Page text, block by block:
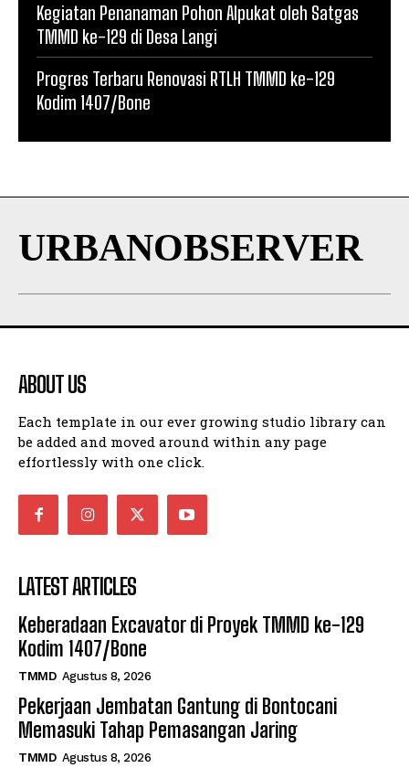
Kegiatan Penanaman Pohon Alpukat oleh Satgas
TMMD ke-129 di Desa Langi
Progres Terbaru Renovasi RTLH TMMD ke-129
Kodim 1407/Bone
URBANOBSERVER
ABOUT US
Each template in our ever growing studio library can
be added and moved around within any page
effortlessly with one click.
LATEST ARTICLES
Keberadaan Excavator di Proyek TMMD ke-129
Kodim 1407/Bone
TMMD Agustus 8, 2026
Pekerjaan Jembatan Gantung di Bontocani
Memasuki Tahap Pemasangan Jaring
TMMD Agustus 8, 2026